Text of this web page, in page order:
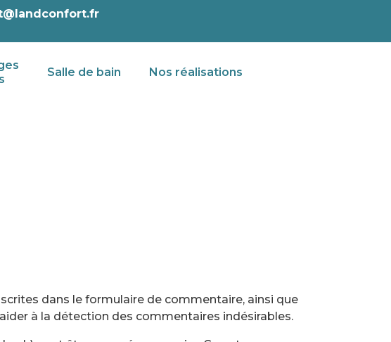
Salle de bain Nos réalisations
dans le formulaire de commentaire, ainsi que
à la détection des commentaires indésirables.